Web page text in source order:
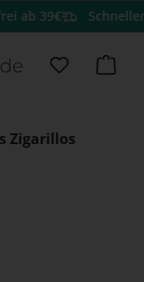
39€ Schneller
Du hast
Zigarillos